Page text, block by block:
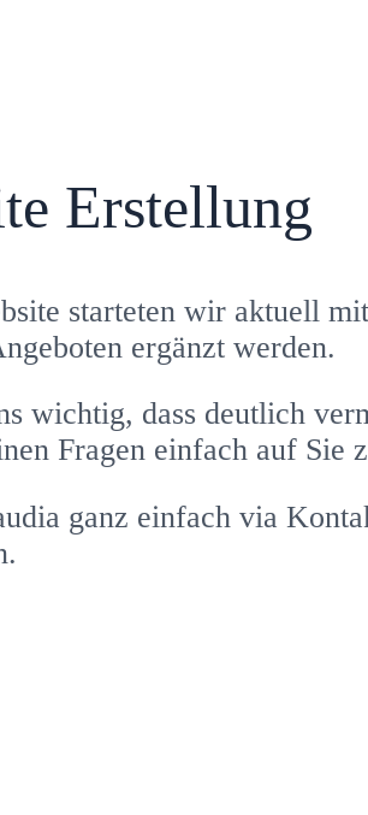
Erstellung
starteten wir aktuell
ergänzt werden.
wichtig, dass deutlich
Fragen einfach auf Sie
ganz einfach via